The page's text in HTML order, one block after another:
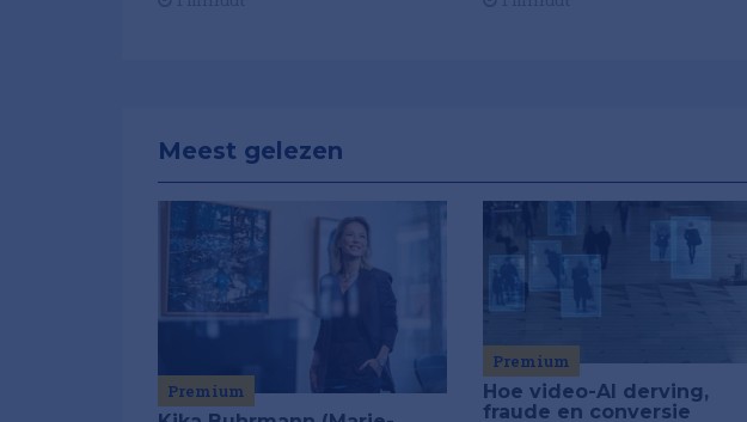
Meest gelezen
Premium
Premium
Hoe video-AI derving,
fraude en conversie